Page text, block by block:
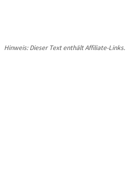
Hinweis: Dieser Text enthält Affiliate-Links.